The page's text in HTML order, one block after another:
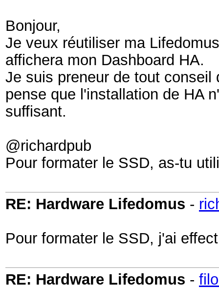
Bonjour,
Je veux réutiliser ma
affichera mon Dashboard HA.
Je suis preneur de tout
pense que l'installation de HA
suffisant.
@richardpub
Pour formater le SSD, as-tu
RE: Hardware Lifedomus -
Pour formater le SSD, j'ai
RE: Hardware Lifedomus -